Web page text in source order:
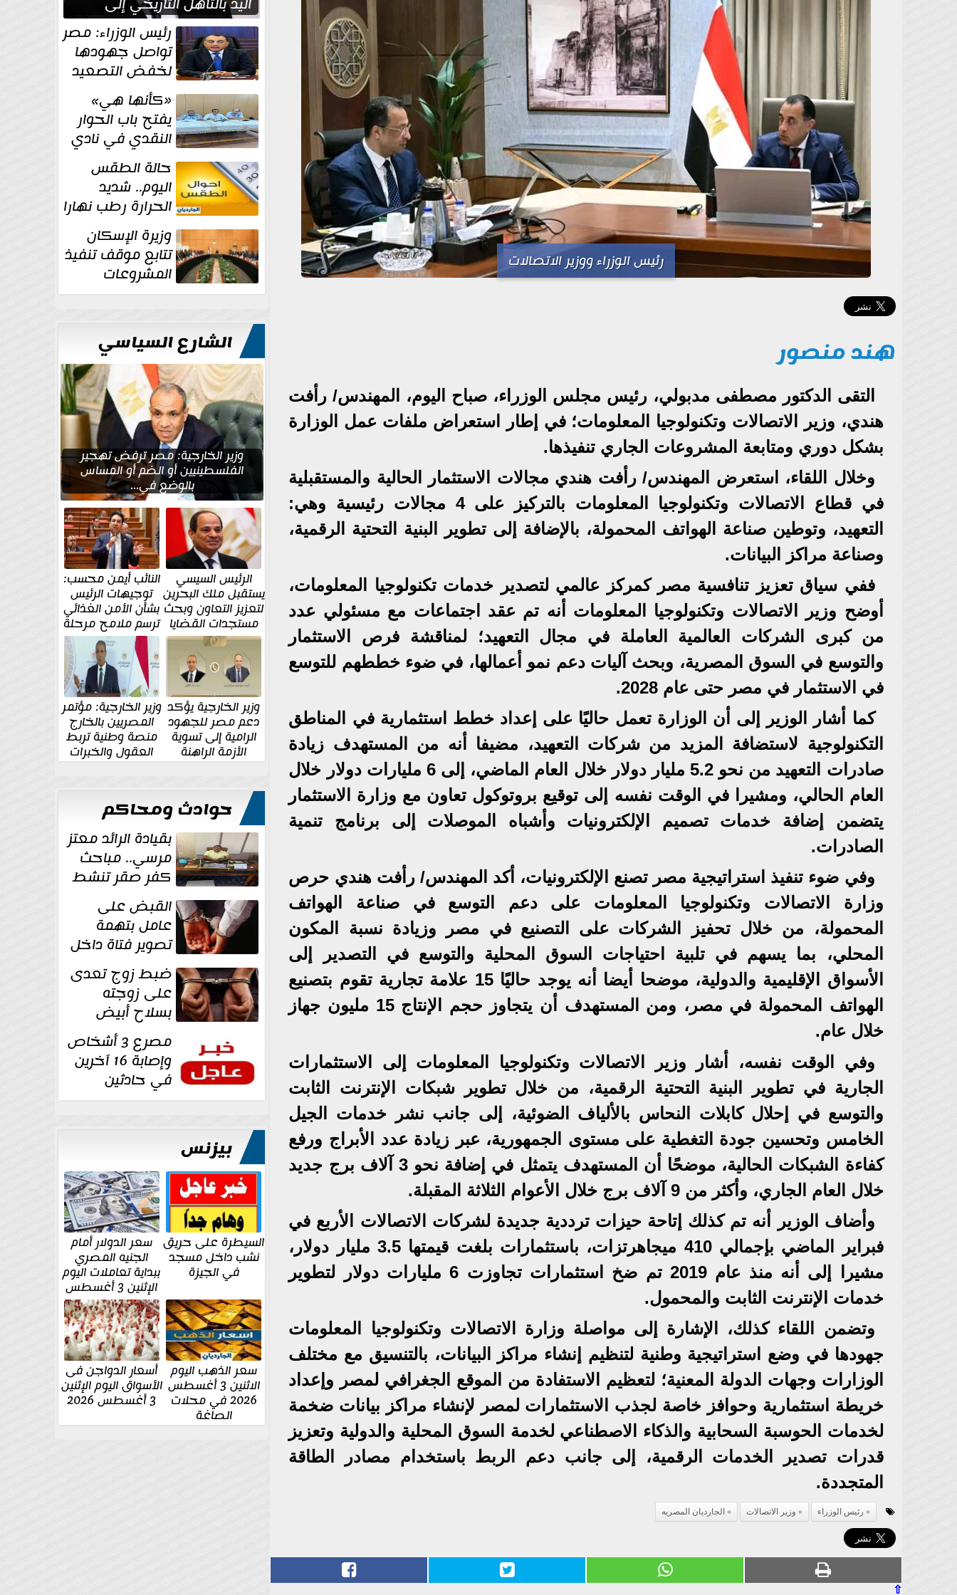
رئيس الوزراء ووزير الاتصالات
هند منصور
التقى الدكتور مصطفى مدبولي، رئيس مجلس الوزراء، صباح اليوم، المهندس/ رأفت
هندي، وزير الاتصالات وتكنولوجيا المعلومات؛ في إطار استعراض ملفات عمل الوزارة
بشكل دوري ومتابعة المشروعات الجاري تنفيذها.
وخلال اللقاء، استعرض المهندس/ رأفت هندي مجالات الاستثمار الحالية والمستقبلية
في قطاع الاتصالات وتكنولوجيا المعلومات بالتركيز على 4 مجالات رئيسية وهي:
التعهيد، وتوطين صناعة الهواتف المحمولة، بالإضافة إلى تطوير البنية التحتية الرقمية،
وصناعة مراكز البيانات.
ففي سياق تعزيز تنافسية مصر كمركز عالمي لتصدير خدمات تكنولوجيا المعلومات،
أوضح وزير الاتصالات وتكنولوجيا المعلومات أنه تم عقد اجتماعات مع مسئولي عدد
من كبرى الشركات العالمية العاملة في مجال التعهيد؛ لمناقشة فرص الاستثمار
والتوسع في السوق المصرية، وبحث آليات دعم نمو أعمالها، في ضوء خططهم للتوسع
في الاستثمار في مصر حتى عام 2028.
كما أشار الوزير إلى أن الوزارة تعمل حاليًا على إعداد خطط استثمارية في المناطق
التكنولوجية لاستضافة المزيد من شركات التعهيد، مضيفا أنه من المستهدف زيادة
صادرات التعهيد من نحو 5.2 مليار دولار خلال العام الماضي، إلى 6 مليارات دولار خلال
العام الحالي، ومشيرا في الوقت نفسه إلى توقيع بروتوكول تعاون مع وزارة الاستثمار
يتضمن إضافة خدمات تصميم الإلكترونيات وأشباه الموصلات إلى برنامج تنمية
الصادرات.
وفي ضوء تنفيذ استراتيجية مصر تصنع الإلكترونيات، أكد المهندس/ رأفت هندي حرص
وزارة الاتصالات وتكنولوجيا المعلومات على دعم التوسع في صناعة الهواتف
المحمولة، من خلال تحفيز الشركات على التصنيع في مصر وزيادة نسبة المكون
المحلي، بما يسهم في تلبية احتياجات السوق المحلية والتوسع في التصدير إلى
الأسواق الإقليمية والدولية، موضحا أيضا أنه يوجد حاليًا 15 علامة تجارية تقوم بتصنيع
الهواتف المحمولة في مصر، ومن المستهدف أن يتجاوز حجم الإنتاج 15 مليون جهاز
خلال عام.
وفي الوقت نفسه، أشار وزير الاتصالات وتكنولوجيا المعلومات إلى الاستثمارات
الجارية في تطوير البنية التحتية الرقمية، من خلال تطوير شبكات الإنترنت الثابت
والتوسع في إحلال كابلات النحاس بالألياف الضوئية، إلى جانب نشر خدمات الجيل
الخامس وتحسين جودة التغطية على مستوى الجمهورية، عبر زيادة عدد الأبراج ورفع
كفاءة الشبكات الحالية، موضحًا أن المستهدف يتمثل في إضافة نحو 3 آلاف برج جديد
خلال العام الجاري، وأكثر من 9 آلاف برج خلال الأعوام الثلاثة المقبلة.
وأضاف الوزير أنه تم كذلك إتاحة حيزات ترددية جديدة لشركات الاتصالات الأربع في
فبراير الماضي بإجمالي 410 ميجاهرتزات، باستثمارات بلغت قيمتها 3.5 مليار دولار،
مشيرا إلى أنه منذ عام 2019 تم ضخ استثمارات تجاوزت 6 مليارات دولار لتطوير
خدمات الإنترنت الثابت والمحمول.
وتضمن اللقاء كذلك، الإشارة إلى مواصلة وزارة الاتصالات وتكنولوجيا المعلومات
جهودها في وضع استراتيجية وطنية لتنظيم إنشاء مراكز البيانات، بالتنسيق مع مختلف
الوزارات وجهات الدولة المعنية؛ لتعظيم الاستفادة من الموقع الجغرافي لمصر وإعداد
خريطة استثمارية وحوافز خاصة لجذب الاستثمارات لمصر لإنشاء مراكز بيانات ضخمة
لخدمات الحوسبة السحابية والذكاء الاصطناعي لخدمة السوق المحلية والدولية وتعزيز
قدرات تصدير الخدمات الرقمية، إلى جانب دعم الربط باستخدام مصادر الطاقة
المتجددة.
رئيس الوزراء وزير الاتصالات الجارديان المصريه
⇧
نصف نهائي كأس العالم
رئيس الوزراء: مصر
تواصل جهودها
لخفض التصعيد
والحفاظ على
الاستقرار الإقليمي«كأنها هي»
يفتح باب الحوار
النقدي في نادي
أدب مصر الجديدة
حالة الطقس
اليوم.. شديد
الحرارة رطب نهارا
مائل للحرارة رطب
ليلا.. و... وزيرة الإسكان
تتابع موقف تنفيذ
المشروعات
والخطة
للتعميرالشارع السياسي
وزير الخارجية: مصر ترفض تهجير
الفلسطينيين أو الضم أو المساس
بالوضع في...
الرئيس السيسي
يستقبل ملك البحرين
لتعزيز التعاون وبحث
مستجدات القضايا
الإقليمية والدولية
النائب أيمن محسب:
توجيهات الرئيس
بشأن الأمن الغذائي
ترسم ملامح مرحلة
جديدة
وزير الخارجية يؤكد
دعم مصر للجهود
الرامية إلى تسوية
الأزمة الراهنة
وزير الخارجية: مؤتمر
المصريين بالخارج
منصة وطنية تربط
العقول والخبرات
المصرية بالدولة
حوادث ومحاكم
بقيادة الرائد معتز
مرسي.. مباحث
كفر صقر تنشط
بقوة وتوجه
ضربات أمنية... القبض على
عامل بتهمة
تصوير فتاة داخل
غرفة تغيير
الملابس بمحل في...ضبط زوج تعدى
على زوجته
بسلاح أبيض
وأصابها بجرح
قطعي في الوجه... مصرع 3 أشخاص
وإصابة 16 آخرين
في حادثين
بالشرقية اليوم
بيزنس
السيطرة على حريق
نشب داخل مسجد
في الجيزة
سعر الدولار أمام
الجنيه المصري
ببداية تعاملات اليوم
الإثنين 3 أغسطس
سعر الذهب اليوم
الاثنين 3 أغسطس
2026 في محلات
الصاغة
أسعار الدواجن فى
الأسواق اليوم الإثنين
3 أغسطس 2026